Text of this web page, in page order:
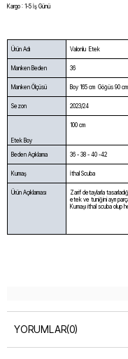
Kargo : 1-5 İş Günü
Ürün Adı Valonlu Etek
Manken Beden 36
Manken Ölçüsü Boy 165 cm Göğüs 90
Sezon 2023/24
Etek Boy
100 cm
Beden Açıklama 36 - 38 - 40 -42
Kumaş İthal Scuba
Ürün Açıklaması
Zarif detaylarla
etek ve tuniğini ayrı
Kumaşı ithal scuba olup
YORUMLAR(0)